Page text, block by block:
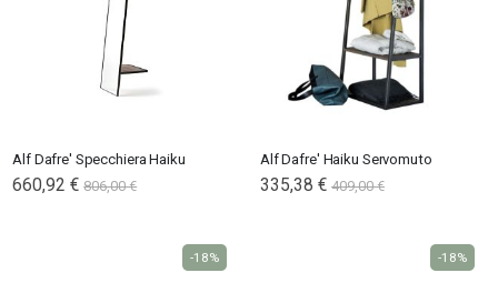
Alf Dafre' Specchiera Haiku
660,92 € 806,00 €
Alf Dafre' Haiku Servomuto
335,38 € 409,00 €
-18% -18%